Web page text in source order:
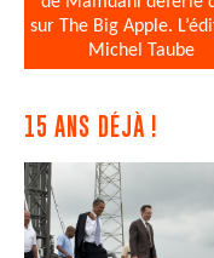
sur The Big Apple.
Michel Taube
15 ANS DÉJÀ !